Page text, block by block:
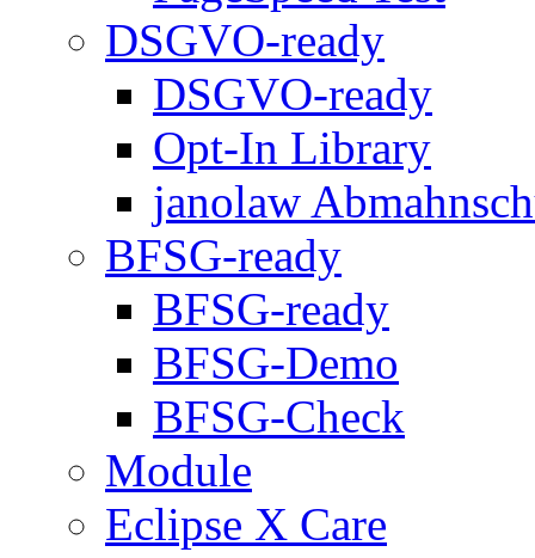
DSGVO-ready
DSGVO-ready
Opt-In Library
janolaw
BFSG-ready
BFSG-ready
BFSG-Demo
BFSG-Check
Module
Eclipse X Care